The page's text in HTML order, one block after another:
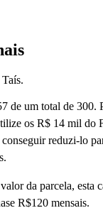
de um total de 300.
os R$ 14 mil do
reduzi-lo
da parcela, esta
R$120 mensais.